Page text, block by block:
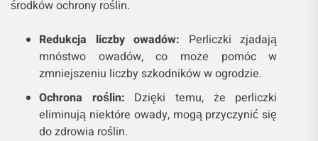
środków ochrony roślin.
Redukcja liczby owadów: Perliczki zjadają
mnóstwo owadów, co może pomóc w
zmniejszeniu liczby szkodników w ogrodzie.
Ochrona roślin: Dzięki temu, że perliczki
eliminują niektóre owady, mogą przyczynić się
do zdrowia roślin.